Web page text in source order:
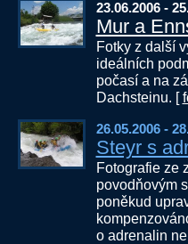
23.06.2006 -
Mur a
Fotky z další
ideálních
počasí a na
Dachsteinu. [
26.05.2006 -
Steyr s
Fotografie ze
povodňovým
poněkud
o adrenalin